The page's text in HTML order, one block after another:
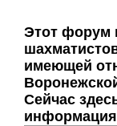
Этот форум
имеющей
Сейчас
информация